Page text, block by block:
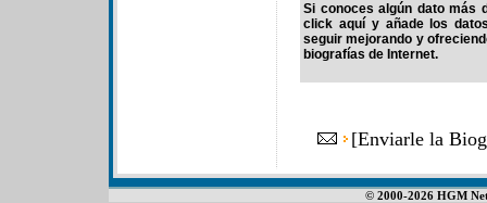
Si conoces algún dato más
click aquí y añade los
seguir mejorando y
biografías de Internet.
[Enviarle la
© 2000-2026 HGM